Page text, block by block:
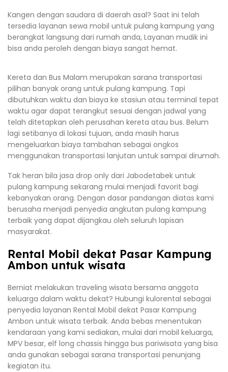
Kangen dengan saudara di daerah asal? Saat ini telah
tersedia layanan sewa mobil untuk pulang kampung yang
berangkat langsung dari rumah anda, Layanan mudik ini
bisa anda peroleh dengan biaya sangat hemat.
Kereta dan Bus Malam merupakan sarana transportasi
pilihan banyak orang untuk pulang kampung. Tapi
dibutuhkan waktu dan biaya ke stasiun atau terminal tepat
waktu agar dapat terangkut sesuai dengan jadwal yang
telah ditetapkan oleh perusahan kereta atau bus. Belum
lagi setibanya di lokasi tujuan, anda masih harus
mengeluarkan biaya tambahan sebagai ongkos
menggunakan transportasi lanjutan untuk sampai dirumah.
Tak heran bila jasa drop only dari Jabodetabek untuk
pulang kampung sekarang mulai menjadi favorit bagi
kebanyakan orang. Dengan dasar pandangan diatas kami
berusaha menjadi penyedia angkutan pulang kampung
terbaik yang dapat dijangkau oleh seluruh lapisan
masyarakat.
Rental Mobil dekat Pasar Kampung
Ambon untuk wisata
Berniat melakukan traveling wisata bersama anggota
keluarga dalam waktu dekat? Hubungi kulorental sebagai
penyedia layanan Rental Mobil dekat Pasar Kampung
Ambon untuk wisata terbaik. Anda bebas menentukan
kendaraan yang kami sediakan, mulai dari mobil keluarga,
MPV besar, elf long chassis hingga bus pariwisata yang bisa
anda gunakan sebagai sarana transportasi penunjang
kegiatan itu.